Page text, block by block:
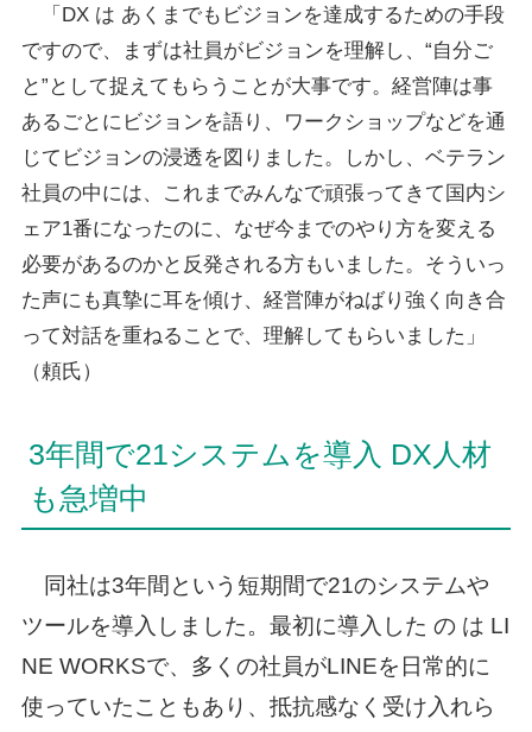
「DX は あくまでもビジョンを達成するための手段
ですので、まずは社員がビジョンを理解し、“自分ご
と”として捉えてもらうことが大事です。経営陣は事
あるごとにビジョンを語り、ワークショップなどを通
じてビジョンの浸透を図りました。しかし、ベテラン
社員の中には、これまでみんなで頑張ってきて国内シ
ェア1番になったのに、なぜ今までのやり方を変える
必要があるのかと反発される方もいました。そういっ
た声にも真摯に耳を傾け、経営陣がねばり強く向き合
って対話を重ねることで、理解してもらいました」
（頼氏）
3年間で21システムを導入 DX人材
も急増中
同社は3年間という短期間で21のシステムや
ツールを導入しました。最初に導入した の は LI
NE WORKSで、多くの社員がLINEを日常的に
使っていたこともあり、抵抗感なく受け入れら